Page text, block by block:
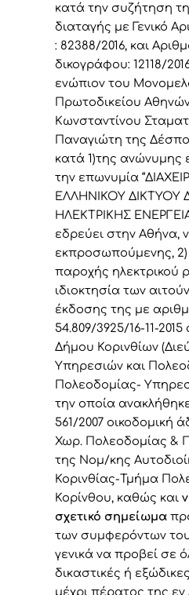
κατά την συζήτηση
διαταγής με Γενικό
: 82388/2016, και
δικογράφου: 12118/
ενώπιον του
Πρωτοδικείου
Κωνσταντίνου
Παναγιώτη της
κατά 1)της ανώνυμης
την επωνυμία
ΕΛΛΗΝΙΚΟΥ ΔΙΚΤΥΟΥ
ΗΛΕΚΤΡΙΚΗΣ
εδρεύει στην Αθήνα,
εκπροσωπούμενης, 2)
παροχής ηλεκτρικού
ιδιοκτησία των
έκδοσης της με
54.809/3925/16-11-
Δήμου Κορινθίων
Υπηρεσιών και
Πολεοδομίας-
την οποία
561/2007 οικοδομική
Χωρ. Πολεοδομίας &
της Νομ/κης
Κορινθίας-Τμήμα
Κορίνθου, καθώς και
σχετικό σημείωμα
των συμφερόντων
γενικά να προβεί σε
δικαστικές ή
μέχρι πέρατος της